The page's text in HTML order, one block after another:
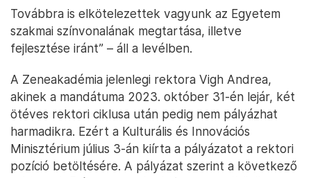
Továbbra is elkötelezettek vagyunk az Egyetem
szakmai színvonalának megtartása, illetve
fejlesztése iránt” – áll a levélben.
A Zeneakadémia jelenlegi rektora Vigh Andrea,
akinek a mandátuma 2023. október 31-én lejár, két
ötéves rektori ciklusa után pedig nem pályázhat
harmadikra. Ezért a Kulturális és Innovációs
Minisztérium július 3-án kiírta a pályázatot a rektori
pozíció betöltésére. A pályázat szerint a következő